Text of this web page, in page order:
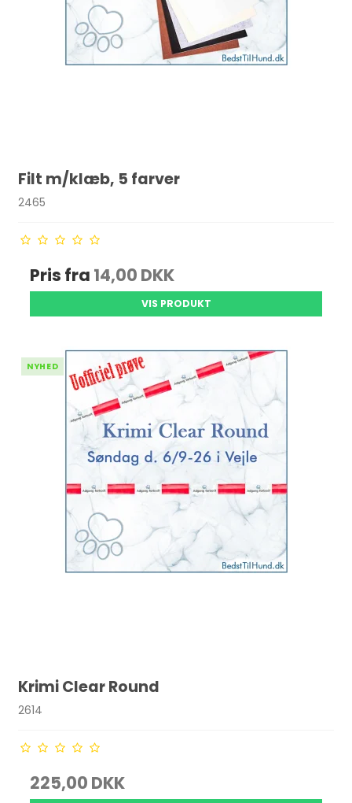
Filt m/klæb, 5 farver
2465
Pris fra 14,00 DKK
VIS PRODUKT
NYHED
Krimi Clear Round
2614
225,00 DKK